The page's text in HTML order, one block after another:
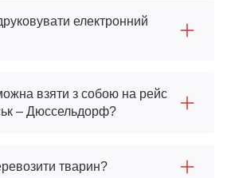
електронний
взяти з собою на рейс
– Дюссельдорф?
тварин?